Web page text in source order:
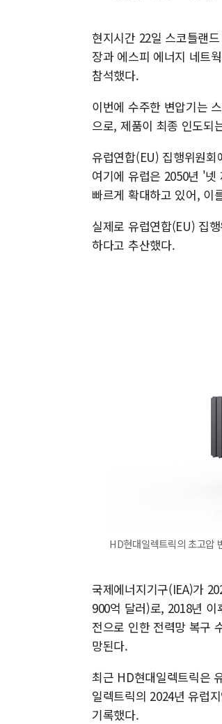
현지시간 22일 스코틀랜
장과 에스피 에너지 네트
참석했다.
이번에 수주한 변압기는
으로, 제품이 최종 인도되
유럽연합(EU) 집행위원
여기에 유럽은 2050년 '
빠르게 확대하고 있어, 이
실제로 유럽연합(EU) 집
하다고 추산했다.
HD현대일렉트릭의 초고압
국제에너지기구(IEA)가
900억 달러)로, 2018년
전으로 인한 전력망 복구
망된다.
최근 HD현대일렉트릭은
일렉트릭의 2024년 유럽
기록했다.